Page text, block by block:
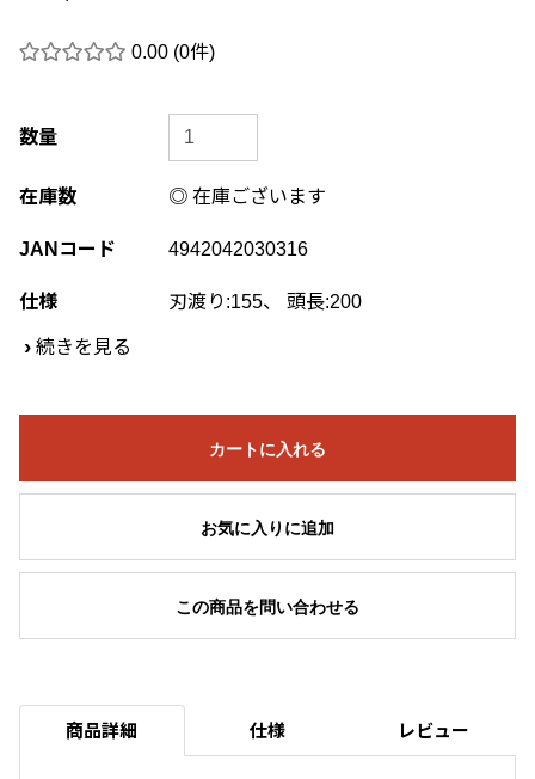
0.00 (0件)
数量
在庫数 ◎ 在庫ございます
JANコード 4942042030316
仕様 刃渡り:155、 頭長:200
› 続きを見る
カートに入れる
お気に入りに追加
この商品を問い合わせる
商品詳細 仕様 レビュー